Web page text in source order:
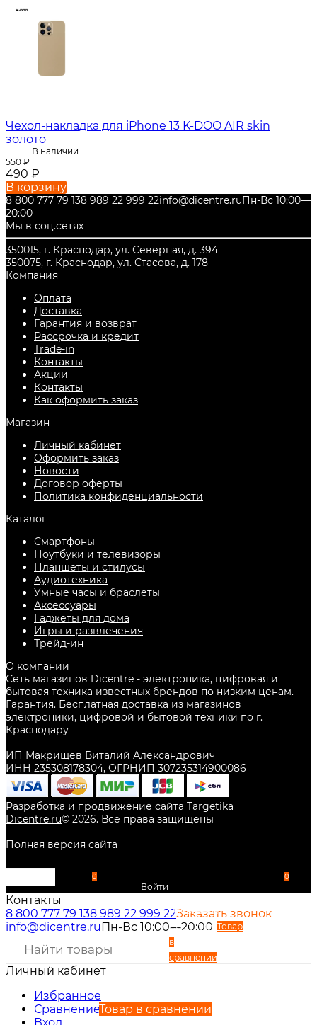
Чехол-накладка для iPhone 13 K-DOO AIR skin
золото
В наличии
550 ₽
490 ₽
В корзину
8 800 777 79 138 989 22 999 22info@dicentre.ruПн-Вс 10:00—
20:00
Мы в соц.сетях
350015, г. Краснодар, ул. Северная, д. 394
350075, г. Краснодар, ул. Стасова, д. 178
Компания
Оплата
Доставка
Гарантия и возврат
Рассрочка и кредит
Trade-in
Контакты
Акции
Контакты
Как оформить заказ
Магазин
Личный кабинет
Оформить заказ
Новости
Договор оферты
Политика конфиденциальности
Каталог
Смартфоны
Ноутбуки и телевизоры
Планшеты и стилусы
Аудиотехника
Умные часы и браслеты
Аксессуары
Гаджеты для дома
Игры и развлечения
Трейд-ин
О компании
Сеть магазинов Dicentre - электроника, цифровая и
бытовая техника известных брендов по низким ценам.
Гарантия. Бесплатная доставка из магазинов
электроники, цифровой и бытовой техники по г.
Краснодару
ИП Макрищев Виталий Александрович
ИНН 235308178304, ОГРНИП 307235314900086
Разработка и продвижение сайта Targetika
Dicentre.ru© 2026. Все права защищены
Полная версия сайта
0
Войти
Избранное
Сравнение Товар
в
сравнении
0
Контакты
8 800 777 79 138 989 22 999 22Заказать звонок
info@dicentre.ru Пн-Вс 10:00—20:00
Личный кабинет
Избранное
СравнениеТовар в сравнении